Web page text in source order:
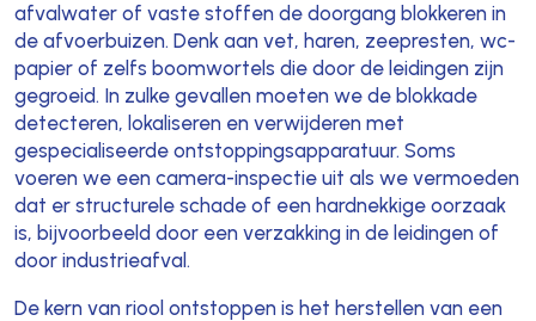
afvalwater of vaste stoffen de doorgang blokkeren in
de afvoerbuizen. Denk aan vet, haren, zeepresten, wc-
papier of zelfs boomwortels die door de leidingen zijn
gegroeid. In zulke gevallen moeten we de blokkade
detecteren, lokaliseren en verwijderen met
gespecialiseerde ontstoppingsapparatuur. Soms
voeren we een camera-inspectie uit als we vermoeden
dat er structurele schade of een hardnekkige oorzaak
is, bijvoorbeeld door een verzakking in de leidingen of
door industrieafval.
De kern van riool ontstoppen is het herstellen van een